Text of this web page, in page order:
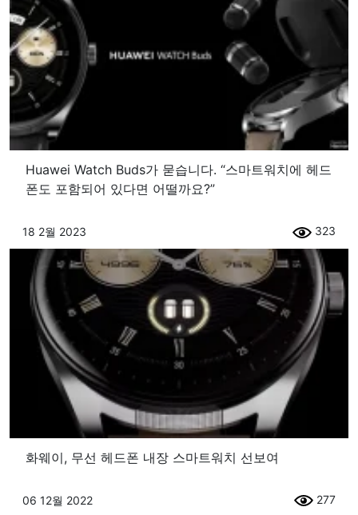
Huawei Watch Buds가 묻습니다. “스마트워치에 헤드
폰도 포함되어 있다면 어떨까요?”
18 2월 2023 323
화웨이, 무선 헤드폰 내장 스마트워치 선보여
06 12월 2022 277